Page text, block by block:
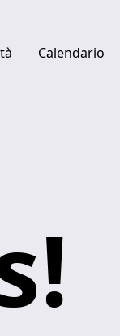
Calendario